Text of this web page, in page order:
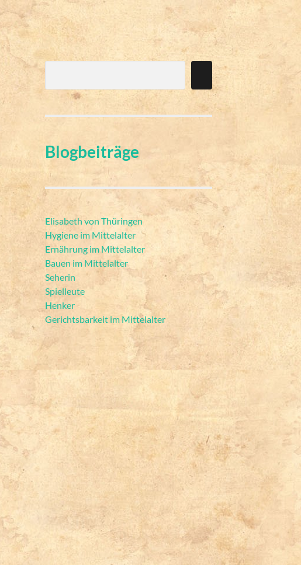
Blogbeiträge
Elisabeth von Thüringen
Hygiene im Mittelalter
Ernährung im Mittelalter
Bauen im Mittelalter
Seherin
Spielleute
Henker
Gerichtsbarkeit im Mittelalter